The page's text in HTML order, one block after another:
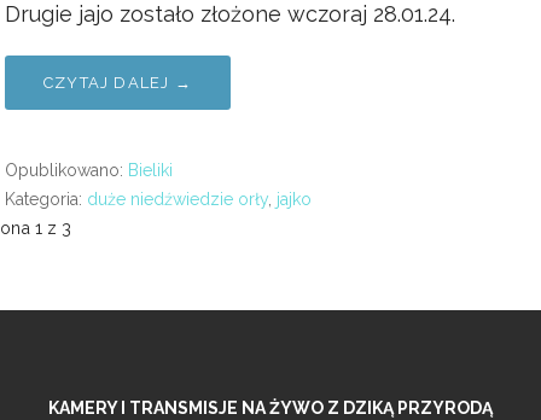
Drugie jajo zostało złożone wczoraj 28.01.24.
CZYTAJ DALEJ →
Opublikowano: Bieliki
Kategoria: duże niedźwiedzie orły jajko
1 z 3
KAMERY I TRANSMISJE NA ŻYWO Z DZIKĄ PRZYRODĄ